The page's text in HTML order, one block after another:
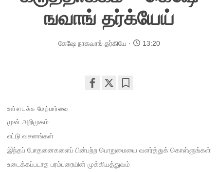
ஙவாங் தர்க்யேய்
கேஷே நாகவாங் தர்கியே 13:20
உள்ளடக்க மேற்பார்வை
முன் அறிமுகம்
எட்டு வசனங்கள்
இந்தப் போதனைகளைப் பின்பற்ற பொறுமையை வளர்த்துக் கொள்ளுங்கள்
உடைக்கப்படாத பரம்பரையின் முக்கியத்துவம்